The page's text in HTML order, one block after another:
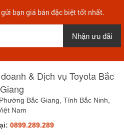
bạn giá bán đặc biệt tốt nhất.
Nhận ưu đãi
& Dịch vụ Toyota Bắc
Giang
Bắc Giang, Tỉnh Bắc Ninh,
Nam
0899.289.289